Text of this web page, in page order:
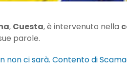
, Cuesta, è intervenuto nella
parole.
non ci sarà. Contento di